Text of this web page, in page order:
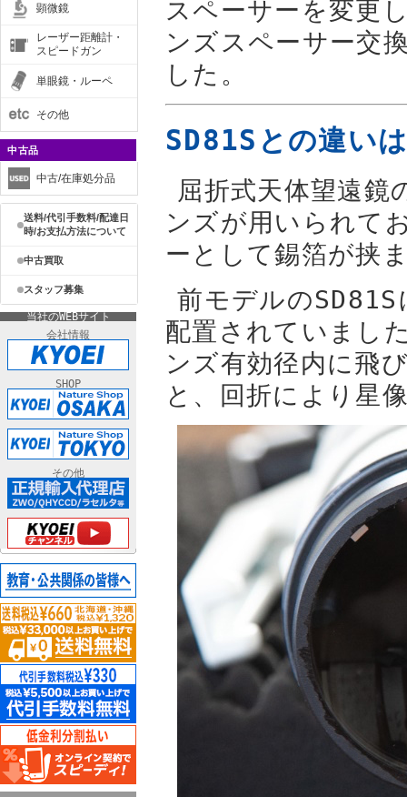
顕微鏡
レーザー距離計・
スピードガン
単眼鏡・ルーペ
その他
中古品
中古/在庫処分品
送料/代引手数料/配達日
時/お支払方法について
中古買取
スタッフ募集
当社のWEBサイト
会社情報
SHOP
その他
スペーサーを変更
ンズスペーサー交
した。
SD81Sとの違い
屈折式天体望遠鏡
ンズが用いられて
ーとして錫箔が挟
前モデルの
配置されていまし
ンズ有効径内に飛
と、回折により星